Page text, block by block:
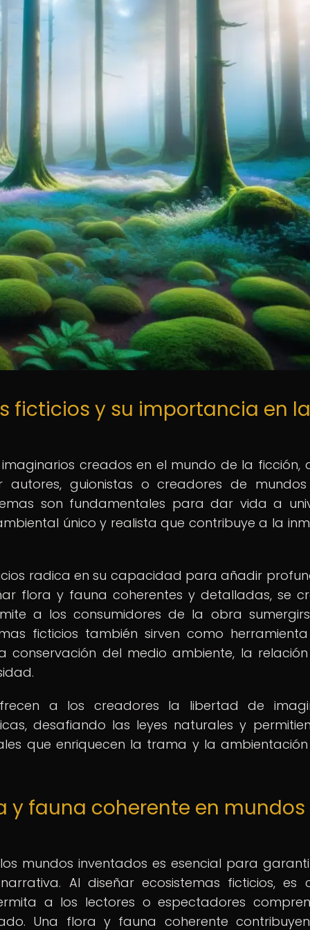
ficticios y su importancia en la
creados en el mundo de la ficción,
guionistas o creadores de
son fundamentales para dar vida a
único y realista que contribuye a la
radica en su capacidad para añadir
flora y fauna coherentes y detalladas, se
a los consumidores de la obra
ficticios también sirven como
conservación del medio ambiente, la
a los creadores la libertad de
desafiando las leyes naturales y
que enriquecen la trama y la
y fauna coherente en mundos
mundos inventados es esencial para
Al diseñar ecosistemas ficticios, es
a los lectores o espectadores
Una flora y fauna coherente